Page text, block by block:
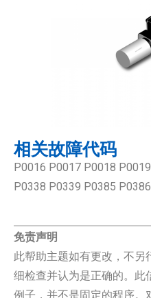
相关故障代码
P0016 P0017 P0018
P0338 P0339 P0385
免责声明
此帮助主题如有更改，不
细检查并认为是正确的。此
例子，并不是固定的程序。